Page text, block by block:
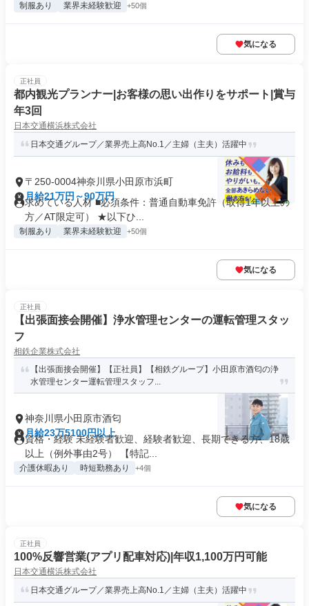
制服あり 業界未経験歓迎 +50個
気になる
正社員
都内観光プランナー|お客様の思い出作りをサポート|賞与
年3回
日本交通横浜株式会社
日本交通グループ／業界売上高No.1／主婦（主夫）活躍中
〒250-0004神奈川県小田原市浜町
月給21万円～90万円
求めている人材 ■必須条件：普通自動車免許（取得1年以上の
方／AT限定可） ★以下ひ...
制服あり 業界未経験歓迎 +50個
気になる
正社員
【出張面接会開催】浄水管理センターの運転管理スタッ
フ
相鉄企業株式会社
【出張面接会開催】【正社員】【相鉄グループ】小田原市酒匂の浄
水管理センター運転管理スタッフ...
神奈川県小田原市酒匂
月給23万5100円以上
資格・経験 未経験者歓迎、経験者歓迎、長期できる方、18歳
以上（例外事由2号） 【特記...
介護休暇あり 時短勤務あり +4個
気になる
正社員
100%反響営業(アプリ配車対応)|年収1,100万円可能
日本交通横浜株式会社
日本交通グループ／業界売上高No.1／主婦（主夫）活躍中